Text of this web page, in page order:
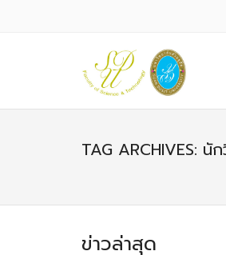
TAG ARCHIVES: นั
ข่าวล่าสุด